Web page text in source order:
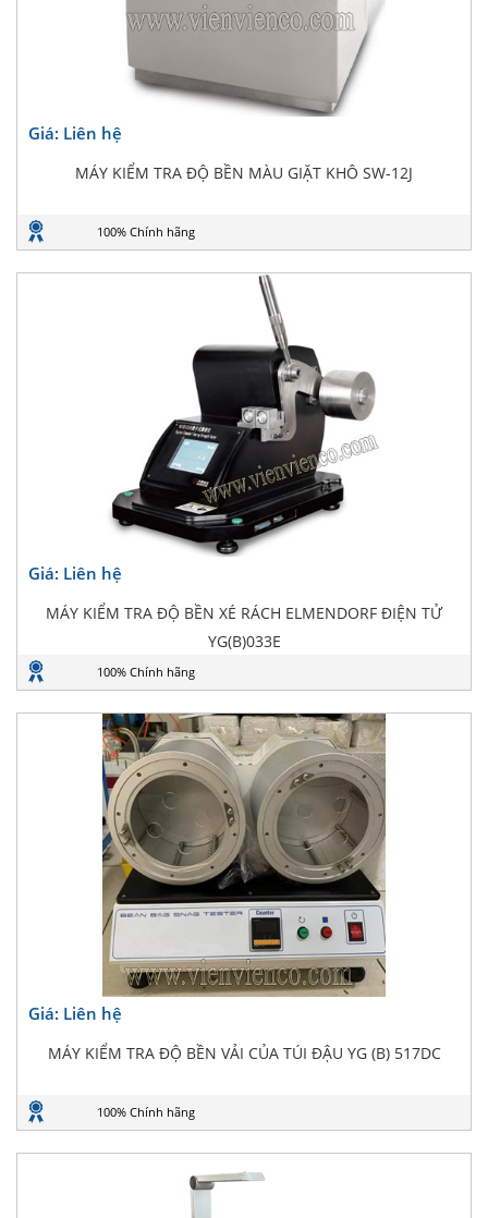
Giá: Liên hệ
MÁY KIỂM TRA ĐỘ BỀN MÀU GIẶT KHÔ SW-12J
100% Chính hãng
Giá: Liên hệ
MÁY KIỂM TRA ĐỘ BỀN XÉ RÁCH ELMENDORF ĐIỆN TỬ
YG(B)033E
100% Chính hãng
Giá: Liên hệ
MÁY KIỂM TRA ĐỘ BỀN VẢI CỦA TÚI ĐẬU YG (B) 517DC
100% Chính hãng